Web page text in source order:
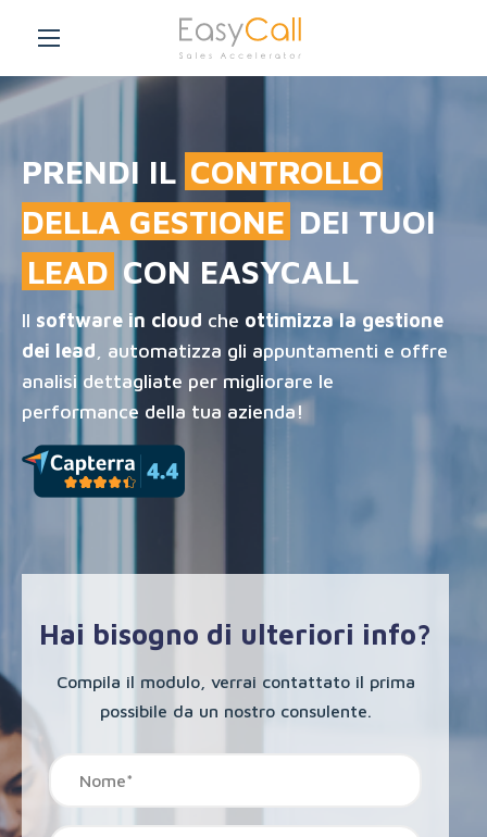
PRENDI IL CONTROLLO
DELLA GESTIONE DEI TUOI
LEAD CON EASYCALL
Il software in cloud che ottimizza la gestione
dei lead , automatizza gli appuntamenti e offre
analisi dettagliate per migliorare le
performance della tua azienda!
Hai bisogno di ulteriori info?
Compila il modulo, verrai contattato il prima
possibile da un nostro consulente.